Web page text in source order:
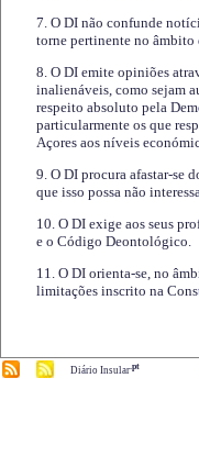
7. O DI não confunde
torne pertinente no
8. O DI emite opiniões
inalienáveis, como sejam
respeito absoluto pela
particularmente os que
Açores aos níveis
9. O DI procura afastar-se
que isso possa não
10. O DI exige aos seus
e o Código Deontológico.
11. O DI orienta-se, no
limitações inscrito na
Diário Insular.pt